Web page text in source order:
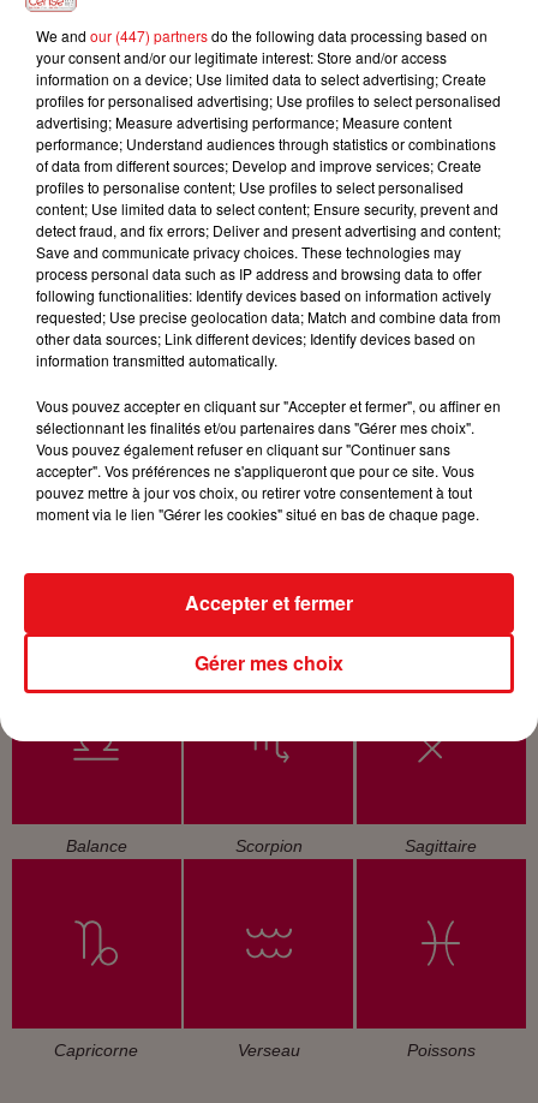
Ma Meilleure Ennemie
NELLY FURTADO
Broken Strings
Dis-Le
L'HOROSCOPE
Bélier Taureau Gémeaux
Cancer Lion Vierge
Balance Scorpion Sagittaire
Capricorne Verseau Poissons
We and our (447) partnersdo the following data processing based on
your consent and/or our legitimate interest: Store and/or access
information on a device; Use limited data to select advertising; Create
profiles for personalised advertising; Use profiles to select personalised
advertising; Measure advertising performance; Measure content
performance; Understand audiences through statistics or combinations
of data from different sources; Develop and improve services; Create
profiles to personalise content; Use profiles to select personalised
content; Use limited data to select content; Ensure security, prevent and
detect fraud, and fix errors; Deliver and present advertising and content;
Save and communicate privacy choices. These technologies may
process personal data such as IP address and browsing data to offer
following functionalities: Identify devices based on information actively
requested; Use precise geolocation data; Match and combine data from
other data sources; Link different devices; Identify devices based on
information transmitted automatically.
Vous pouvez accepter en cliquant sur "Accepter et fermer", ou affiner en
sélectionnant les finalités et/ou partenaires dans "Gérer mes choix".
Vous pouvez également refuser en cliquant sur "Continuer sans
accepter". Vos préférences ne s'appliqueront que pour ce site. Vous
pouvez mettre à jour vos choix, ou retirer votre consentement à tout
moment via le lien "Gérer les cookies" situé en bas de chaque page.
Gérer mes choix
Accepter et fermer